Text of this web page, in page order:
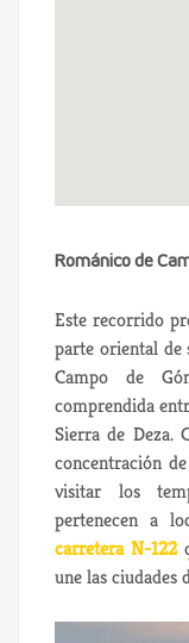
Románico de
Este recorrido
parte oriental de
Campo de
comprendida
Sierra de Deza.
concentración
visitar los
pertenecen a
carretera N-122
une las ciudades